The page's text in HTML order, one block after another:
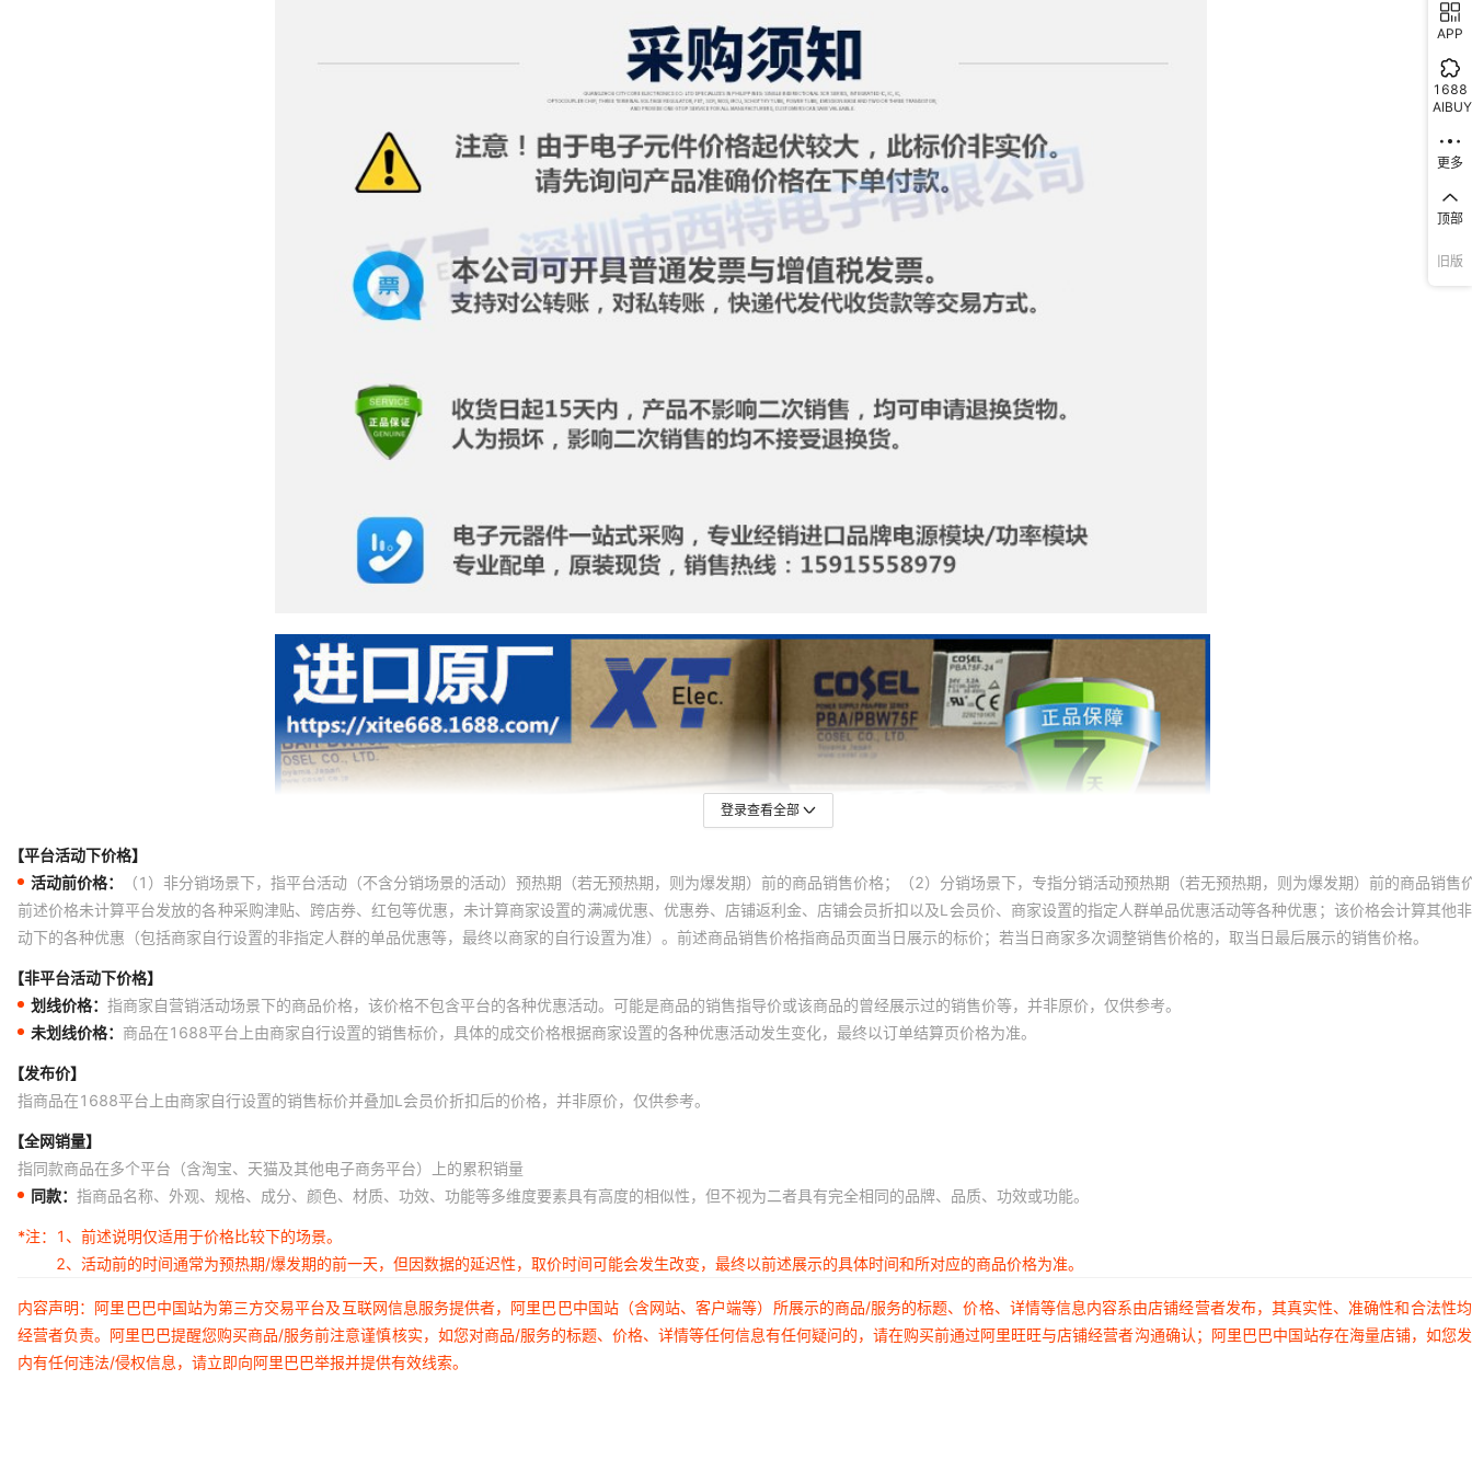
登录查看全部
【平台活动下价格】
活动前价格：
（1）非分销场景下，指平台活动（不含分销场景的活动）预热期（若无预热期，则为爆发期）前的商品销售价格；（2）分销场景下，专指分销活动预热期（若无预热期，则为爆发期）前的商品销售
前述价格未计算平台发放的各种采购津贴、跨店券、红包等优惠，未计算商家设置的满减优惠、优惠券、店铺返利金、店铺会员折扣以及L会员价、商家设置的指定人群单品优惠活动等各种优惠；该价格会计算其他
动下的各种优惠（包括商家自行设置的非指定人群的单品优惠等，最终以商家的自行设置为准）。前述商品销售价格指商品页面当日展示的标价；若当日商家多次调整销售价格的，取当日最后展示的销售价格。
【非平台活动下价格】
划线价格： 指商家自营销活动场景下的商品价格，该价格不包含平台的各种优惠活动。可能是商品的销售指导价或该商品的曾经展示过的销售价等，并非原价，仅供参考。
未划线价格： 商品在1688平台上由商家自行设置的销售标价，具体的成交价格根据商家设置的各种优惠活动发生变化，最终以订单结算页价格为准。
【发布价】
指商品在1688平台上由商家自行设置的销售标价并叠加L会员价折扣后的价格，并非原价，仅供参考。
【全网销量】
指同款商品在多个平台（含淘宝、天猫及其他电子商务平台）上的累积销量
同款： 指商品名称、外观、规格、成分、颜色、材质、功效、功能等多维度要素具有高度的相似性，但不视为二者具有完全相同的品牌、品质、功效或功能。
*注：
1、前述说明仅适用于价格比较下的场景。
2、活动前的时间通常为预热期/爆发期的前一天，但因数据的延迟性，取价时间可能会发生改变，最终以前述展示的具体时间和所对应的商品价格为准。
内容声明：阿里巴巴中国站为第三方交易平台及互联网信息服务提供者，阿里巴巴中国站（含网站、客户端等）所展示的商品/服务的标题、价格、详情等信息内容系由店铺经营者发布，其真实性、准确性和合法性
经营者负责。阿里巴巴提醒您购买商品/服务前注意谨慎核实，如您对商品/服务的标题、价格、详情等任何信息有任何疑问的，请在购买前通过阿里旺旺与店铺经营者沟通确认；阿里巴巴中国站存在海量店铺，如您
内有任何违法/侵权信息，请立即向阿里巴巴举报并提供有效线索。
APP
1688
AIBUY
更多
顶部
旧版